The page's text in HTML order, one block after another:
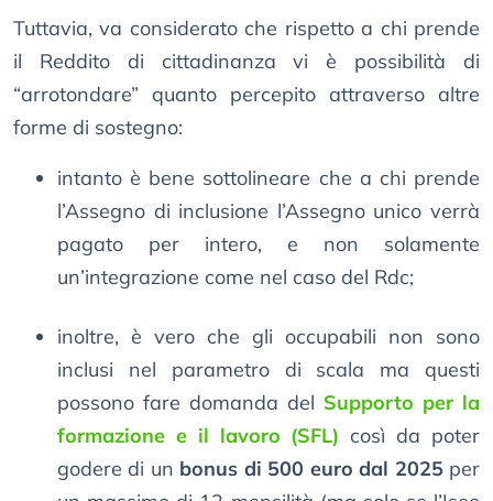
Tuttavia, va considerato che rispetto a chi prende
il Reddito di cittadinanza vi è possibilità di
“arrotondare” quanto percepito attraverso altre
forme di sostegno:
intanto è bene sottolineare che a chi prende
l’Assegno di inclusione l’Assegno unico verrà
pagato per intero, e non solamente
un’integrazione come nel caso del Rdc;
inoltre, è vero che gli occupabili non sono
inclusi nel parametro di scala ma questi
possono fare domanda del Supporto per la
formazione e il lavoro (SFL) così da poter
godere di un bonus di 500 euro dal 2025 per